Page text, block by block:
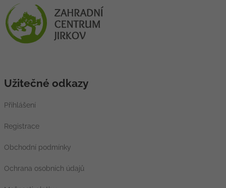
Užitečné odkazy
Přihlášení
Registrace
Obchodní podmínky
Ochrana osobních údajů